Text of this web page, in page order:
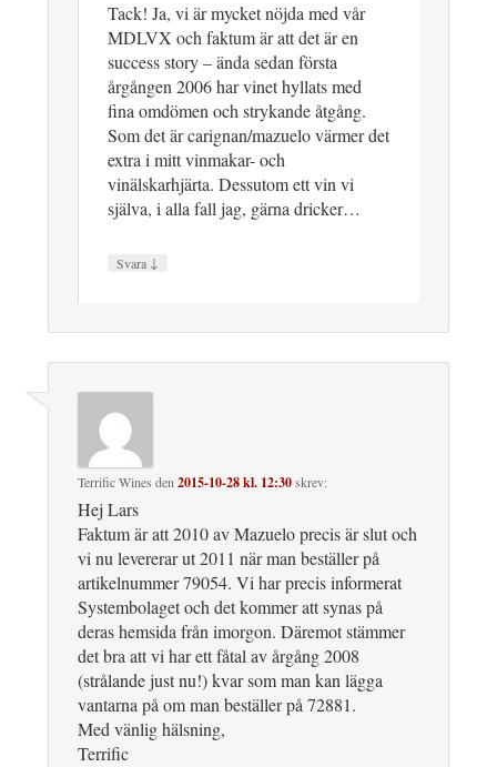
Tack! Ja, vi är mycket nöjda med vår
MDLVX och faktum är att det är en
success story – ända sedan första
årgången 2006 har vinet hyllats med
fina omdömen och strykande åtgång.
Som det är carignan/mazuelo värmer det
extra i mitt vinmakar- och
vinälskarhjärta. Dessutom ett vin vi
själva, i alla fall jag, gärna dricker…
Svara ↓
Terrific Wines den 2015-10-28 kl. 12:30skrev:
Hej Lars
Faktum är att 2010 av Mazuelo precis är slut och
vi nu levererar ut 2011 när man beställer på
artikelnummer 79054. Vi har precis informerat
Systembolaget och det kommer att synas på
deras hemsida från imorgon. Däremot stämmer
det bra att vi har ett fåtal av årgång 2008
(strålande just nu!) kvar som man kan lägga
vantarna på om man beställer på 72881.
Med vänlig hälsning,
Terrific